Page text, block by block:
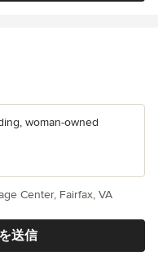
woman-owned
送信
Center, Fairfax, VA